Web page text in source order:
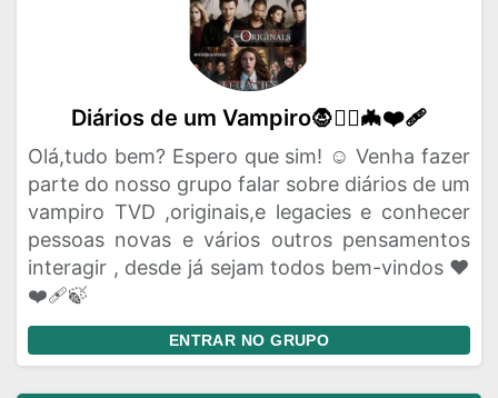
Diários de um Vampiro🧛🧛‍♀️🦇❤‍🩹
Olá,tudo bem? Espero que sim! ☺️ Venha fazer
parte do nosso grupo falar sobre diários de um
vampiro TVD ,originais,e legacies e conhecer
pessoas novas e vários outros pensamentos
interagir , desde já sejam todos bem-vindos ❤️
❤️‍🩹🍃
ENTRAR NO GRUPO